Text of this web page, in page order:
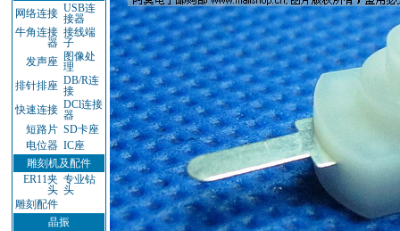
网络连接 USB连
接器
牛角连接
器
接线端
子
发声座 图像处
理
排针排座 DB/R连
接
快速连接 DCl连接
器
短路片 SD卡座
电位器 IC座
雕刻机及配件
ER11夹
头
专业钻
头
雕刻配件
晶振